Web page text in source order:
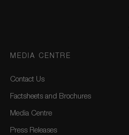
MEDIA CENTRE
Contact Us
Factsheets and Brochures
Media Centre
Press Releases